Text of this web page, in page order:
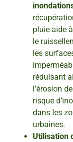
pluie aide
le
les
réduisant
l’érosion
risque
dans les
urbaines.
Utilisation